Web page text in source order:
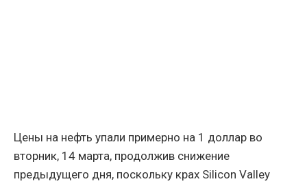
Цены на нефть упали примерно на 1 доллар во
вторник, 14 марта, продолжив снижение
предыдущего дня, поскольку крах Silicon Valley